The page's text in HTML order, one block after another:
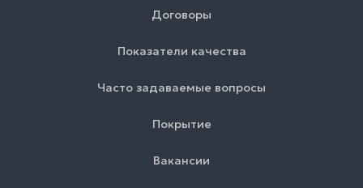
Договоры
Показатели качества
Часто задаваемые вопросы
Покрытие
Вакансии